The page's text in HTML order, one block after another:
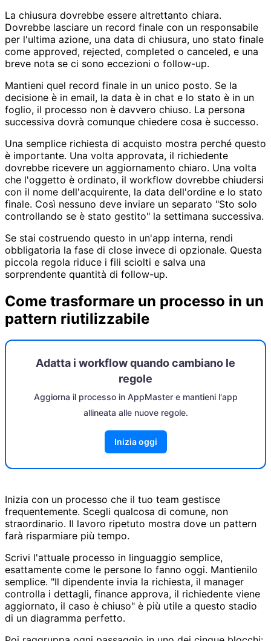
La chiusura dovrebbe essere altrettanto chiara.
Dovrebbe lasciare un record finale con un responsabile
per l'ultima azione, una data di chiusura, uno stato finale
come approved, rejected, completed o canceled, e una
breve nota se ci sono eccezioni o follow-up.
Mantieni quel record finale in un unico posto. Se la
decisione è in email, la data è in chat e lo stato è in un
foglio, il processo non è davvero chiuso. La persona
successiva dovrà comunque chiedere cosa è successo.
Una semplice richiesta di acquisto mostra perché questo
è importante. Una volta approvata, il richiedente
dovrebbe ricevere un aggiornamento chiaro. Una volta
che l'oggetto è ordinato, il workflow dovrebbe chiudersi
con il nome dell'acquirente, la data dell'ordine e lo stato
finale. Così nessuno deve inviare un separato "Sto solo
controllando se è stato gestito" la settimana successiva.
Se stai costruendo questo in un'app interna, rendi
obbligatoria la fase di close invece di opzionale. Questa
piccola regola riduce i fili sciolti e salva una
sorprendente quantità di follow-up.
Come trasformare un processo in un
pattern riutilizzabile
Adatta i workflow quando cambiano le
regole
Aggiorna il processo in AppMaster e mantieni l'app
allineata alle nuove regole.
Inizia oggi
Inizia con un processo che il tuo team gestisce
frequentemente. Scegli qualcosa di comune, non
straordinario. Il lavoro ripetuto mostra dove un pattern
farà risparmiare più tempo.
Scrivi l'attuale processo in linguaggio semplice,
esattamente come le persone lo fanno oggi. Mantienilo
semplice. "Il dipendente invia la richiesta, il manager
controlla i dettagli, finance approva, il richiedente viene
aggiornato, il caso è chiuso" è più utile a questo stadio
di un diagramma perfetto.